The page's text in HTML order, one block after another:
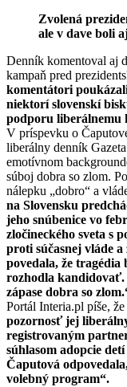
Zvolená
ale v dave boli
Denník komentoval aj
kampaň pred
komentátori
niektorí slovenskí
podporu liberálnemu
V príspevku o
liberálny denník
emotívnom
súboj dobra so zlom.
nálepku „dobro“ a
na Slovensku
jeho snúbenice vo
zločineckého sveta s
proti súčasnej vláde
povedala, že tragédia
rozhodla kandidovať.
zápase dobra so
Portál Interia.pl píše, že
pozornosť jej
registrovaným
súhlasom adopcie
Čaputová
volebný program“.